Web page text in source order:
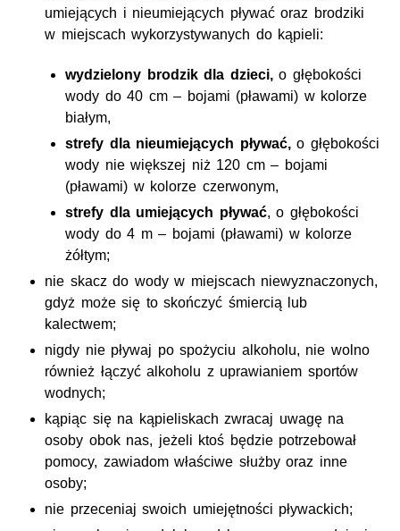
umiejących i nieumiejących pływać oraz brodziki
w miejscach wykorzystywanych do kąpieli:
wydzielony brodzik dla dzieci,o głębokości
wody do 40 cm – bojami (pławami) w kolorze
białym,
strefy dla nieumiejących pływać,o głębokości
wody nie większej niż 120 cm – bojami
(pławami) w kolorze czerwonym,
strefy dla umiejących pływać, o głębokości
wody do 4 m – bojami (pławami) w kolorze
żółtym;
nie skacz do wody w miejscach niewyznaczonych,
gdyż może się to skończyć śmiercią lub
kalectwem;
nigdy nie pływaj po spożyciu alkoholu, nie wolno
również łączyć alkoholu z uprawianiem sportów
wodnych;
kąpiąc się na kąpieliskach zwracaj uwagę na
osoby obok nas, jeżeli ktoś będzie potrzebował
pomocy, zawiadom właściwe służby oraz inne
osoby;
nie przeceniaj swoich umiejętności pływackich;